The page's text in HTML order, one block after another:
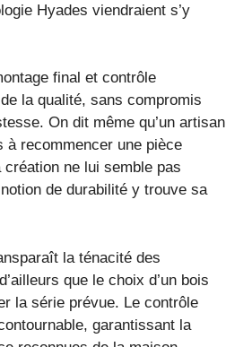
Hyades viendraient s’y
final et contrôle
la qualité, sans compromis
On dit même qu’un artisan
à recommencer une pièce
ne lui semble pas
de durabilité y trouve sa
la ténacité des
que le choix d’un bois
la série prévue. Le contrôle
garantissant la